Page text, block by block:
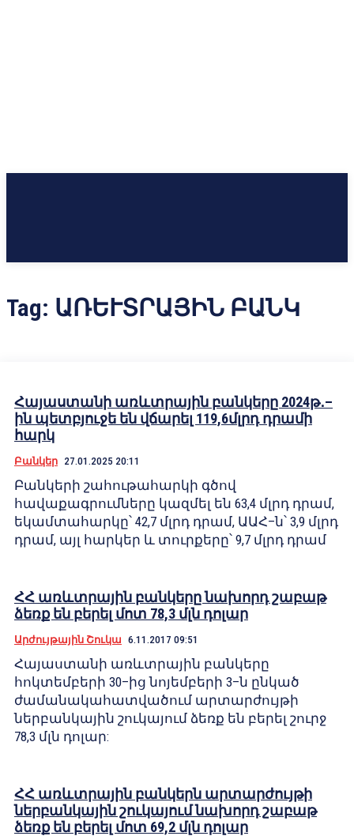
Tag: ԱՌԵՒՏՐԱՅԻՆ ԲԱՆԿ
Հայաստանի առևտրային բանկերը 2024թ․–
ին պետբյուջե են վճարել 119,6մլրդ դրամի
հարկ
Բանկեր 27.01.2025 20:11
Բանկերի շահութահարկի գծով
հավաքագրումները կազմել են 63,4 մլրդ դրամ,
եկամտահարկը՝ 42,7 մլրդ դրամ, ԱԱՀ–ն՝ 3,9 մլրդ
դրամ, այլ հարկեր և տուրքերը՝ 9,7 մլրդ դրամ
ՀՀ առևտրային բանկերը նախորդ շաբաթ
ձեռք են բերել մոտ 78,3 մլն դոլար
Արժույթային Շուկա 6.11.2017 09:51
Հայաստանի առևտրային բանկերը
հոկտեմբերի 30–ից նոյեմբերի 3–ն ընկած
ժամանակահատվածում արտարժույթի
ներբանկային շուկայում ձեռք են բերել շուրջ
78,3 մլն դոլար:
ՀՀ առևտրային բանկերն արտարժույթի
ներբանկային շուկայում նախորդ շաբաթ
ձեռք են բերել մոտ 69,2 մլն դոլար